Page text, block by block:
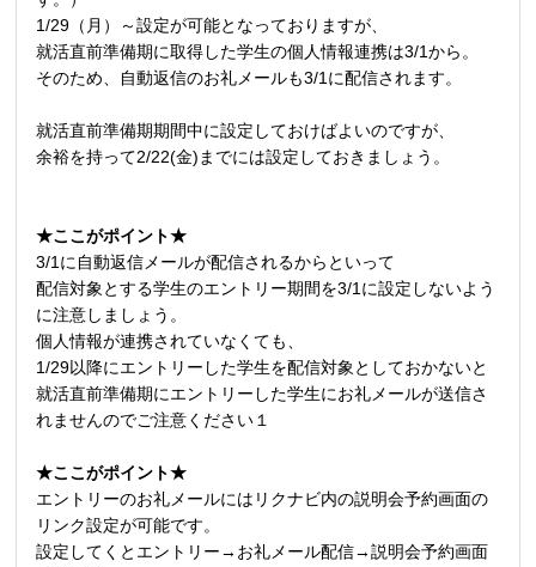
1/29 （月）～設定が可能となっておりますが、
就活直前準備期に取得した学生の個人情報連携は3/1から。
そのため、自動返信のお礼メールも3/1に配信されます。
就活直前準備期期間中に設定しておけばよいのですが、
余裕を持って2/22(金)までには設定しておきましょう。
★ここがポイント★
3/1に自動返信メールが配信されるからといって
配信対象とする学生のエントリー期間を3/1に設定しないよう
に注意しましょう。
個人情報が連携されていなくても、
1/29以降にエントリーした学生を配信対象としておかないと
就活直前準備期にエントリーした学生にお礼メールが送信さ
れませんのでご注意ください１
★ここがポイント★
エントリーのお礼メールにはリクナビ内の説明会予約画面の
リンク設定が可能です。
設定してくとエントリー→お礼メール配信→説明会予約画面